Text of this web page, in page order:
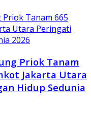
Priok Tanam
Jakarta Utara
Hidup Sedunia